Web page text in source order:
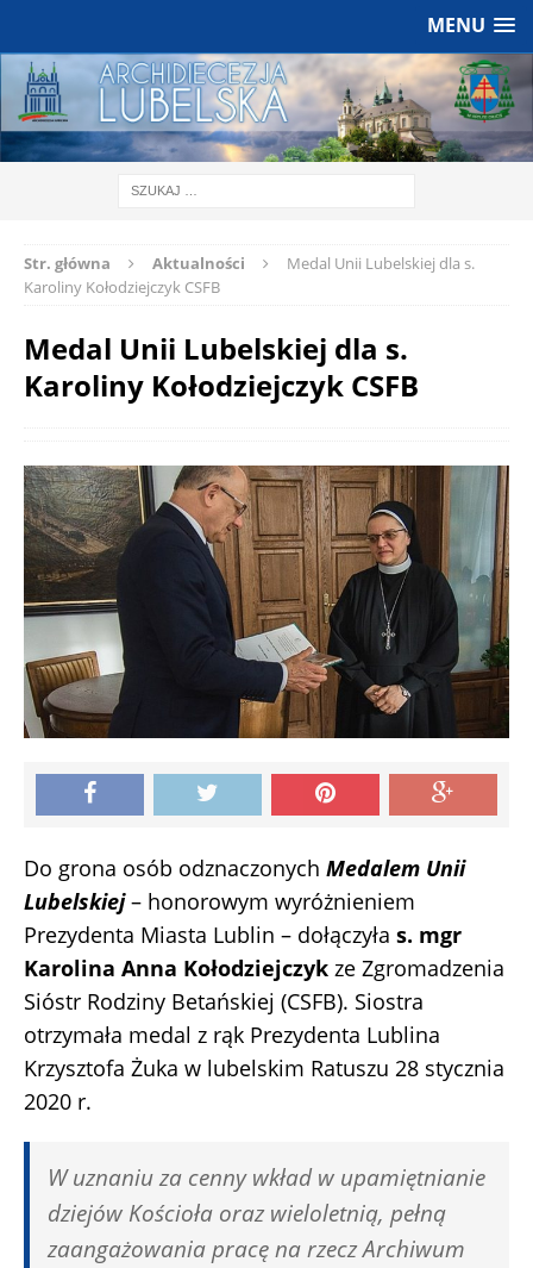
MENU
Str. główna Aktualności
Medal Unii Lubelskiej dla s.
Karoliny Kołodziejczyk CSFB
Medal Unii Lubelskiej dla s.
Karoliny Kołodziejczyk CSFB
Do grona osób odznaczonych Medalem Unii
Lubelskiej– honorowym wyróżnieniem
Prezydenta Miasta Lublin – dołączyła s. mgr
Karolina Anna Kołodziejczyk ze Zgromadzenia
Sióstr Rodziny Betańskiej (CSFB). Siostra
otrzymała medal z rąk Prezydenta Lublina
Krzysztofa Żuka w lubelskim Ratuszu 28 stycznia
2020 r.
W uznaniu za cenny wkład w upamiętnianie
dziejów Kościoła oraz wieloletnią, pełną
zaangażowania pracę na rzecz Archiwum